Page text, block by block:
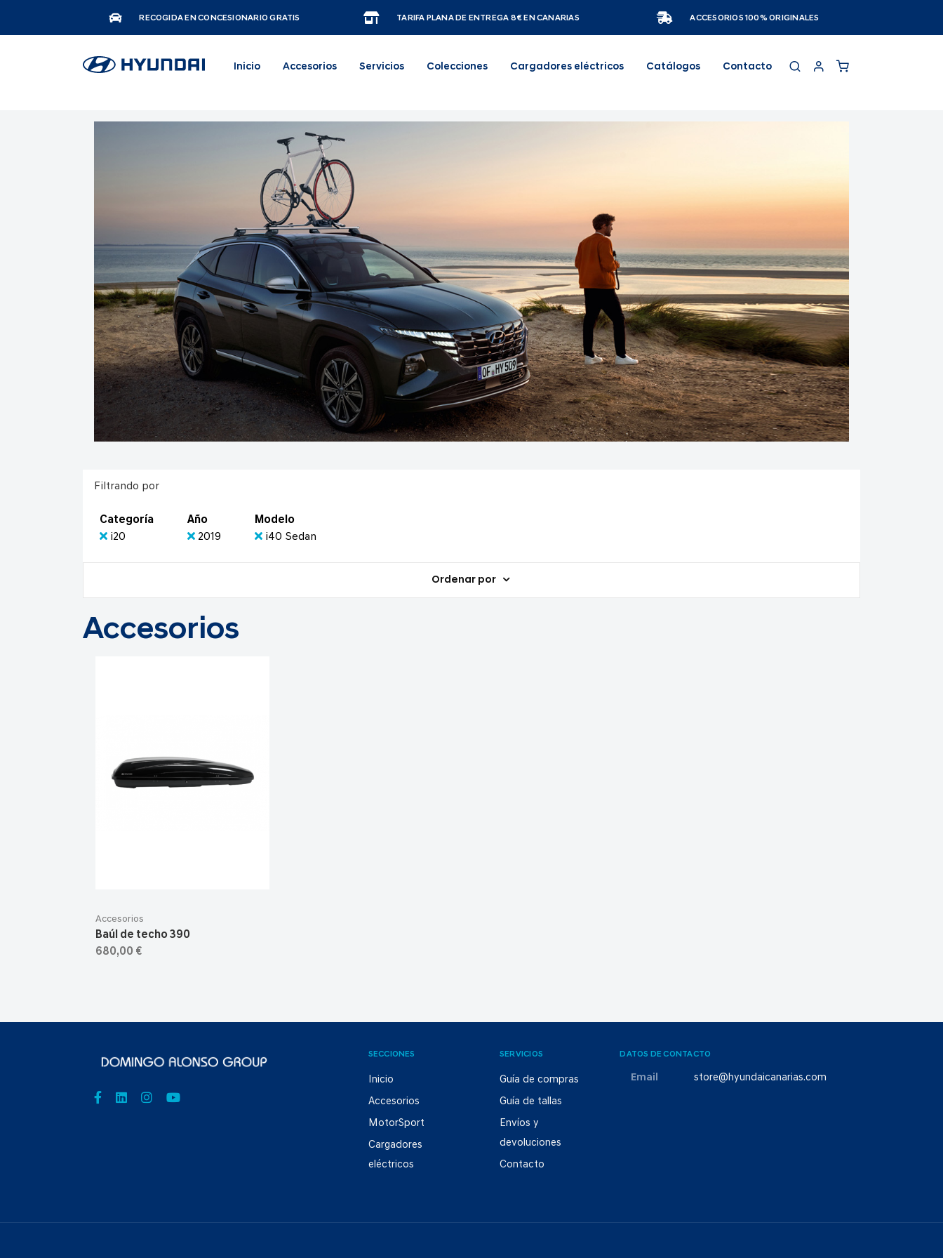
RECOGIDA EN CONCESIONARIO GRATIS TARIFA PLANA DE ENTREGA 8€ EN CANARIAS ACCESORIOS 100% ORIGINALES
Inicio Accesorios Servicios Colecciones Cargadores eléctricos Catálogos Contacto
Filtrando por
Categoría
i20
Año
2019
Modelo
i40 Sedan
Ordenar por
Accesorios
Accesorios
Baúl de techo 390
680,00 €
SECCIONES
Inicio
Accesorios
MotorSport
Cargadores
eléctricos
SERVICIOS
Guía de compras
Guía de tallas
Envíos y
devoluciones
Contacto
DATOS DE CONTACTO
Email store@hyundaicanarias.com